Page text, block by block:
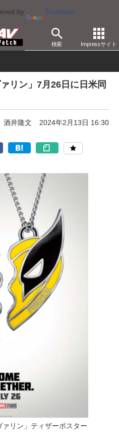
by Translate
検索 Impressサイト
映画 映画作品
リン」7月26日に日米同
酒井隆文 2024年2月13日 16:30
ァリン」ティザーポスター